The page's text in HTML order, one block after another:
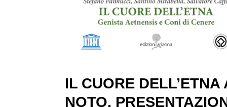
IL CUORE DELL’ETNA
NOTO.